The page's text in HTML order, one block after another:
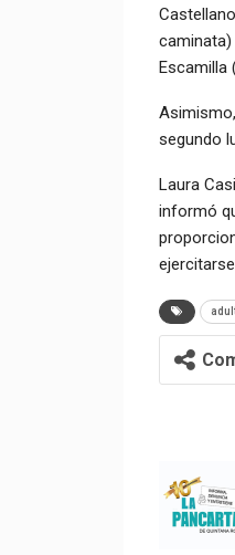
caminata)
Escamilla
segundo
Laura
informó